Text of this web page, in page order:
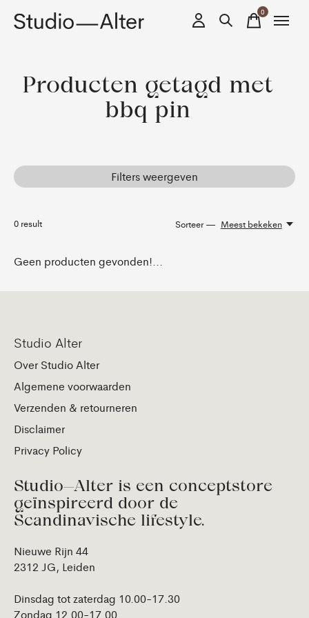
0items
Producten getagd met
bbq pin
Filters weergeven
0 result Sorteer — Meest bekeken
Geen producten gevonden!...
Studio Alter
Over Studio Alter
Algemene voorwaarden
Verzenden & retourneren
Disclaimer
Privacy Policy
Studio—Alter is een conceptstore
geïnspireerd door de
Scandinavische lifestyle.
Nieuwe Rijn 44
2312 JG, Leiden
Dinsdag tot zaterdag 10.00-17.30
Zondag 12.00-17.00